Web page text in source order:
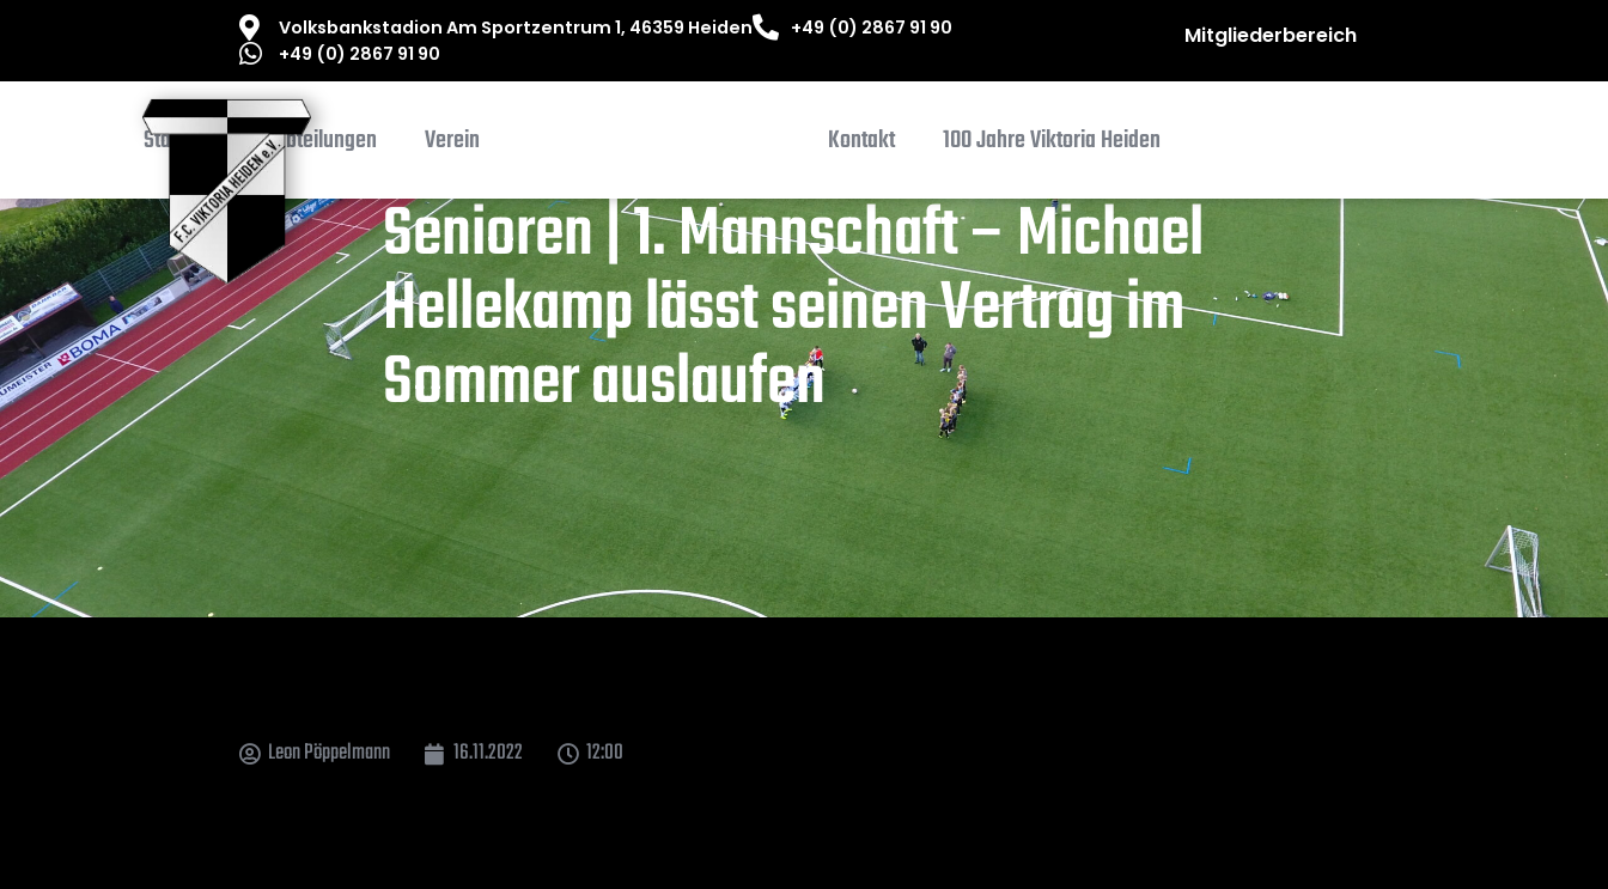
Volksbankstadion Am Sportzentrum 1, 46359 Heiden
+49 (0) 2867 91 90
+49 (0) 2867 91 90
Mitgliederbereich
Startseite Abteilungen Verein Kontakt 100 Jahre Viktoria Heiden
Senioren | 1. Mannschaft – Michael
Hellekamp lässt seinen Vertrag im
Sommer auslaufen
Leon Pöppelmann 16.11.2022 12:00